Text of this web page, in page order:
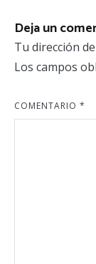
Deja un
Tu dirección
Los campos
COMENTARIO *